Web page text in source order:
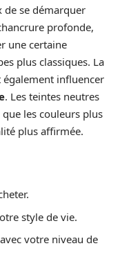
de se démarquer
profonde,
une certaine
plus classiques. La
influencer
. Les teintes neutres
les couleurs plus
plus affirmée.
style de vie.
votre niveau de